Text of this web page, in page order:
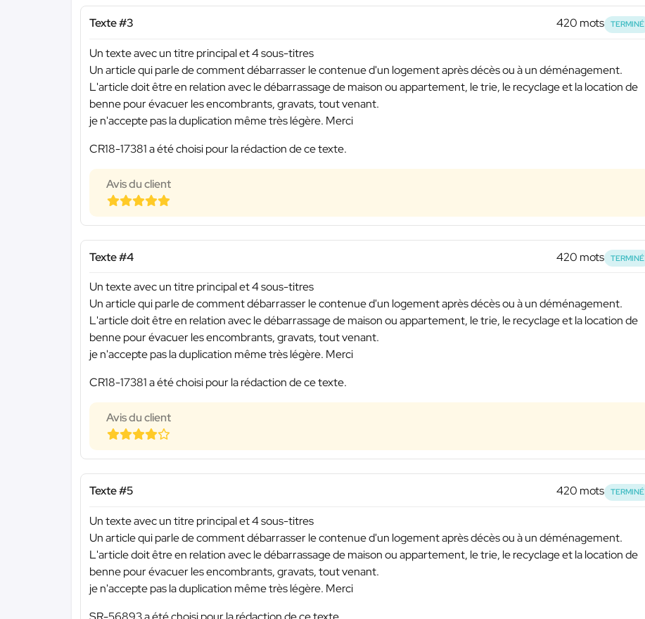
Texte #3 420 mots TERMINÉ
Un texte avec un titre principal et 4 sous-titres
Un article qui parle de comment débarrasser le contenue d'un logement après décès ou à un déménagement.
L'article doit être en relation avec le débarrassage de maison ou appartement, le trie, le recyclage et la location de
benne pour évacuer les encombrants, gravats, tout venant.
je n'accepte pas la duplication même très légère. Merci
CR18-17381 a été choisi pour la rédaction de ce texte.
Avis du client
Texte #4 420 mots TERMINÉ
Un texte avec un titre principal et 4 sous-titres
Un article qui parle de comment débarrasser le contenue d'un logement après décès ou à un déménagement.
L'article doit être en relation avec le débarrassage de maison ou appartement, le trie, le recyclage et la location de
benne pour évacuer les encombrants, gravats, tout venant.
je n'accepte pas la duplication même très légère. Merci
CR18-17381 a été choisi pour la rédaction de ce texte.
Avis du client
Texte #5 420 mots TERMINÉ
Un texte avec un titre principal et 4 sous-titres
Un article qui parle de comment débarrasser le contenue d'un logement après décès ou à un déménagement.
L'article doit être en relation avec le débarrassage de maison ou appartement, le trie, le recyclage et la location de
benne pour évacuer les encombrants, gravats, tout venant.
je n'accepte pas la duplication même très légère. Merci